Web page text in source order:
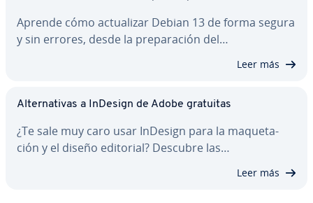
Aprende cómo ac­tua­li­zar Debian 13 de forma segura
y sin errores, desde la pre­pa­ra­ción del…
Leer más
Al­te­r­na­ti­vas a InDesign de Adobe gratuitas
¿Te sale muy caro usar InDesign para la ma­que­ta­
ción y el diseño editorial? Descubre las…
Leer más